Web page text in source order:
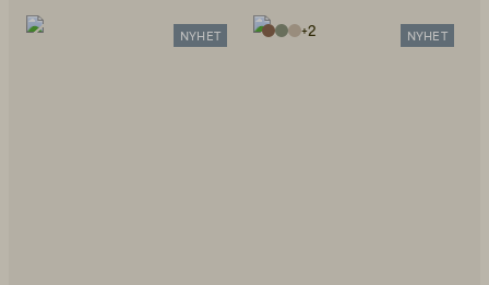
NYHET NYHET
+2